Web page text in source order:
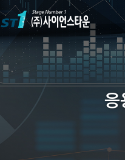
응